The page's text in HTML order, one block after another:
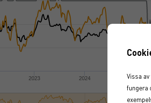
2023 2024 2025
Vissa
fungera